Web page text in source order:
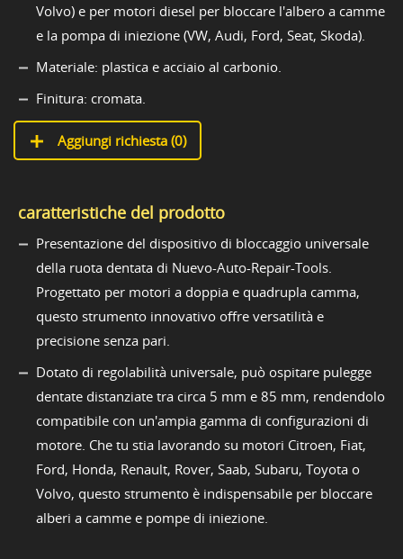
Volvo) e per motori diesel per bloccare l'albero a camme
e la pompa di iniezione (VW, Audi, Ford, Seat, Skoda).
Materiale: plastica e acciaio al carbonio.
Finitura: cromata.
Aggiungi richiesta (0)
caratteristiche del prodotto
Presentazione del dispositivo di bloccaggio universale
della ruota dentata di Nuevo-Auto-Repair-Tools.
Progettato per motori a doppia e quadrupla camma,
questo strumento innovativo offre versatilità e
precisione senza pari.
Dotato di regolabilità universale, può ospitare pulegge
dentate distanziate tra circa 5 mm e 85 mm, rendendolo
compatibile con un'ampia gamma di configurazioni di
motore. Che tu stia lavorando su motori Citroen, Fiat,
Ford, Honda, Renault, Rover, Saab, Subaru, Toyota o
Volvo, questo strumento è indispensabile per bloccare
alberi a camme e pompe di iniezione.